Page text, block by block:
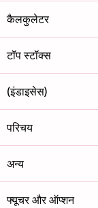
कैलकुलेटर
टॉप स्टॉक्स
(इंडाइसेस)
परिचय
अन्य
फ्यूचर और ऑप्शन